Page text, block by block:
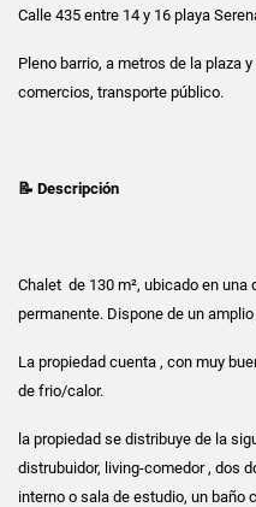
Calle 435 entre 14 y 16 playa
Pleno barrio, a metros de la plaza
comercios, transporte público.
📝 Descripción
Chalet de 130 m², ubicado en una
permanente. Dispone de un
La propiedad cuenta , con muy
de frio/calor.
la propiedad se distribuye de la
distrubuidor, living-comedor , dos
interno o sala de estudio, un baño